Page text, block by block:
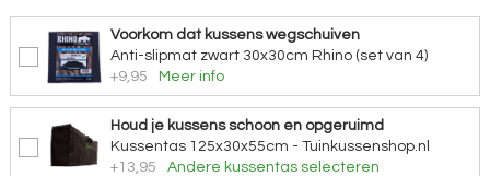
Voorkom dat kussens wegschuiven
Anti-slipmat zwart 30x30cm Rhino (set van 4)
+9,95
Meer info
Houd je kussens schoon en opgeruimd
Kussentas 125x30x55cm - Tuinkussenshop.nl
+13,95
Andere kussentas selecteren